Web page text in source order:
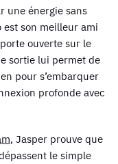
une énergie sans
est son meilleur ami
ouverte sur le
sortie lui permet de
pour s’embarquer
profonde avec
, Jasper prouve que
le simple